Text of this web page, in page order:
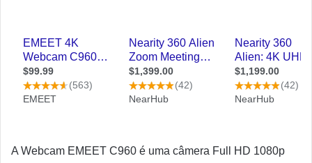
A Webcam EMEET C960 é uma câmera Full HD 1080p